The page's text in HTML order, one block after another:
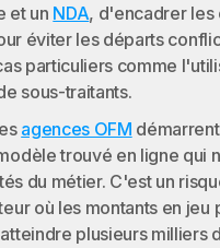
et un NDA, d'encadrer les
éviter les départs
particuliers comme
sous-traitants.
agences OFM
trouvé en ligne qui
du métier. C'est un
où les montants en jeu
plusieurs milliers